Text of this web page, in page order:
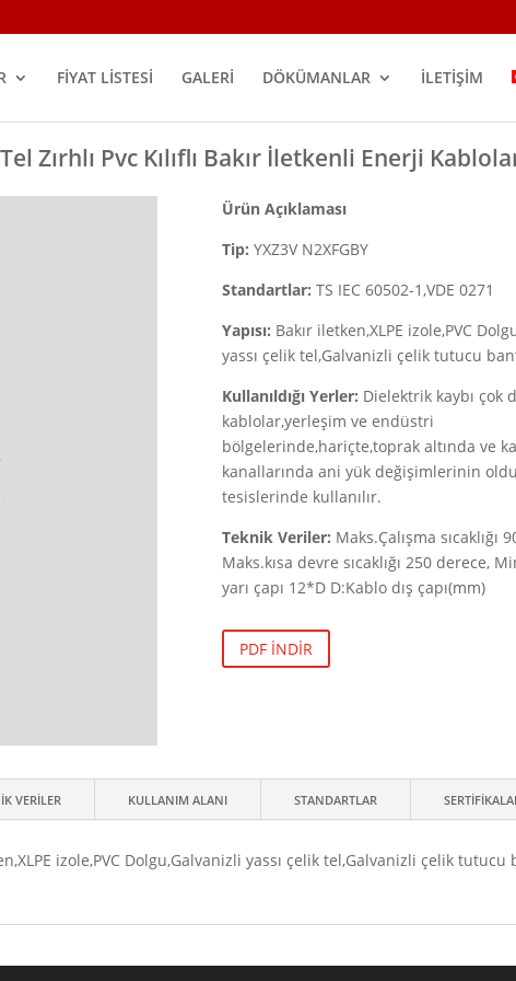
FİYAT LİSTESİ GALERİ DÖKÜMANLAR İLETİŞİM
Zırhlı Pvc Kılıflı Bakır İletkenli Enerji
Ürün Açıklaması
Tip: YXZ3V N2XFGBY
Standartlar: TS IEC 60502-1,VDE 0271
Yapısı: Bakır iletken,XLPE izole,PVC
yassı çelik tel,Galvanizli çelik tutucu
Kullanıldığı Yerler: Dielektrik kaybı çok
kablolar,yerleşim ve endüstri
bölgelerinde,hariçte,toprak altında ve
kanallarında ani yük değişimlerinin
tesislerinde kullanılır.
Teknik Veriler: Maks.Çalışma sıcaklığı
Maks.kısa devre sıcaklığı 250 derece,
yarı çapı 12*D D:Kablo dış çapı(mm)
PDF İNDİR
VERİLER KULLANIM ALANI STANDARTLAR
izole,PVC Dolgu,Galvanizli yassı çelik tel,Galvanizli çelik tutucu